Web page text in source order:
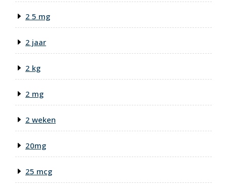
2 5 mg
2 jaar
2 kg
2 mg
2 weken
20mg
25 mcg